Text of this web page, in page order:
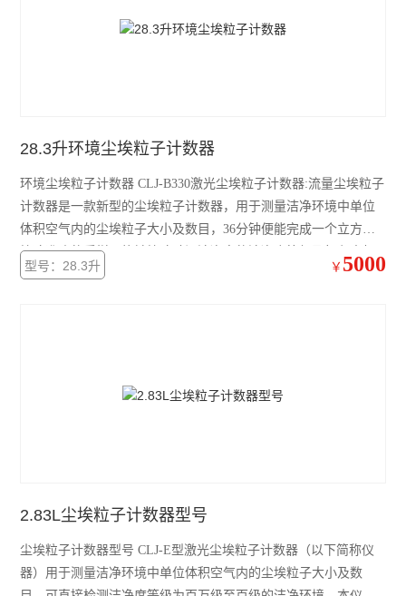
28.3升环境尘埃粒子计数器
环境尘埃粒子计数器 CLJ-B330激光尘埃粒子计数器:流量尘埃粒子
计数器是一款新型的尘埃粒子计数器，用于测量洁净环境中单位
体积空气内的尘埃粒子大小及数目，36分钟便能完成一个立方米
快速准确的采样，能够快速验证洁净室的洁净度等级及打印出相
关的测试结果，符合ISO14644及2010版GMP的标准。该产品采用
型号：28.3升 ￥ 5000
2.83L尘埃粒子计数器型号
尘埃粒子计数器型号 CLJ-E型激光尘埃粒子计数器（以下简称仪
器）用于测量洁净环境中单位体积空气内的尘埃粒子大小及数